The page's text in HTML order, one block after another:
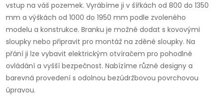
vstup na váš pozemek. Vyrábíme ji v šířkách od 800 do 1350
mm a výškách od 1000 do 1950 mm podle zvoleného
modelu a konstrukce. Branku je možné dodat s kovovými
sloupky nebo připravit pro montáž na zděné sloupky. Na
přání ji lze vybavit elektrickým otvíračem pro pohodlné
ovládání a vyšší bezpečnost. Nabízíme různé designy a
barevná provedení s odolnou bezúdržbovou povrchovou
úpravou.